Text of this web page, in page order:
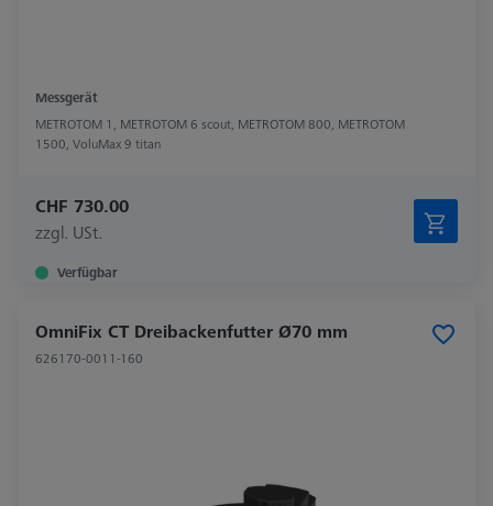
Messgerät
METROTOM 1, METROTOM 6 scout, METROTOM 800, METROTOM
1500, VoluMax 9 titan
CHF 730.00
zzgl. USt.
Verfügbar
OmniFix CT Dreibackenfutter Ø70 mm
626170-0011-160